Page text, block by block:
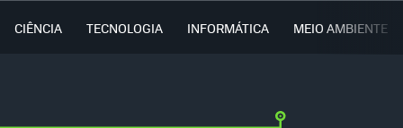
CIÊNCIA TECNOLOGIA INFORMÁTICA MEIO AMBIENTE